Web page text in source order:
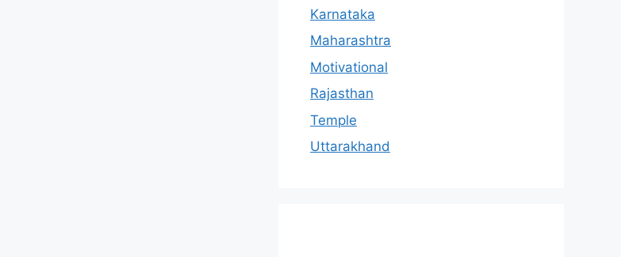
Karnataka
Maharashtra
Motivational
Rajasthan
Temple
Uttarakhand